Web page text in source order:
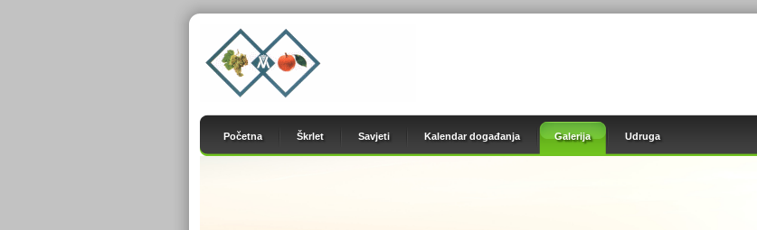
Početna Škrlet Savjeti Kalendar događanja Galerija Udruga